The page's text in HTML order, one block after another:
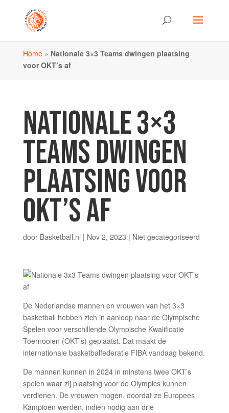
Home» Nationale 3×3 Teams dwingen plaatsing
voor OKT’s af
NATIONALE 3×3
TEAMS DWINGEN
PLAATSING VOOR
OKT’S AF
door Basketball.nl | Nov 2, 2023 | Niet gecategoriseerd
De Nederlandse mannen en vrouwen van het 3×3
basketball hebben zich in aanloop naar de Olympische
Spelen voor verschillende Olympische Kwalificatie
Toernooien (OKT’s) geplaatst. Dat maakt de
internationale basketbalfederatie FIBA vandaag bekend.
De mannen kunnen in 2024 in minstens twee OKT’s
spelen waar zij plaatsing voor de Olympics kunnen
verdienen. De vrouwen mogen, doordat ze Europees
Kampioen werden, indien nodig aan drie